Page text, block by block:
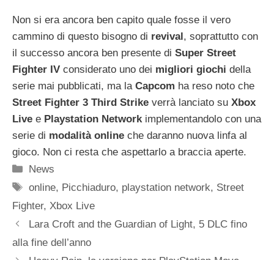
Non si era ancora ben capito quale fosse il vero
cammino di questo bisogno di revival, soprattutto con
il successo ancora ben presente di Super Street
Fighter IV considerato uno dei migliori giochi della
serie mai pubblicati, ma la Capcom ha reso noto che
Street Fighter 3 Third Strike verrà lanciato su Xbox
Live e Playstation Network implementandolo con una
serie di modalità online che daranno nuova linfa al
gioco. Non ci resta che aspettarlo a braccia aperte.
Categorie
News
Tag
online, Picchiaduro, playstation network, Street
Fighter, Xbox Live
Lara Croft and the Guardian of Light, 5 DLC fino
alla fine dell’anno